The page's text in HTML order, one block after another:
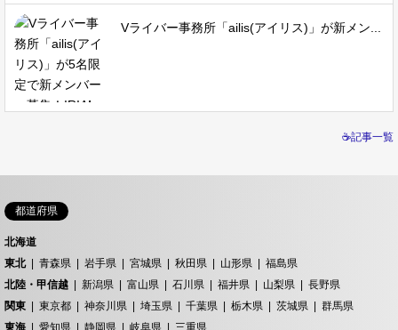
Vライバー事務所「ailis(アイリス)」が新メン...
☕記事一覧
都道府県
北海道
東北
青森県 岩手県 宮城県 秋田県 山形県
福島県
北陸・甲信越
新潟県 富山県 石川県 福井県 山梨県
長野県
関東
東京都 神奈川県 埼玉県 千葉県 栃木県 茨城県
群馬県